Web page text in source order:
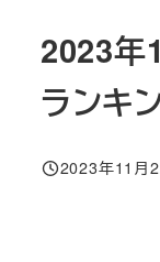
2023年
ランキ
投稿日
2023年11月